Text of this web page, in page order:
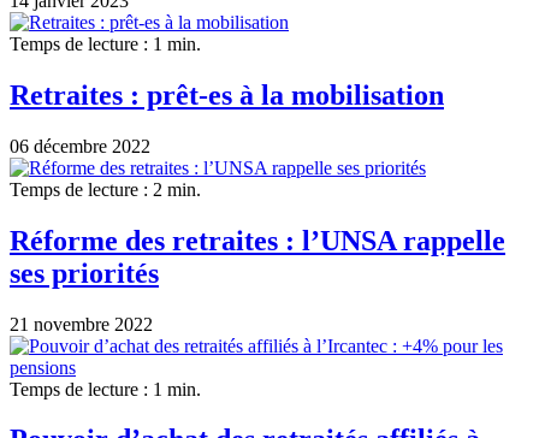
Temps de lecture : 1 min.
Retraites : prêt-es à la mobilisation
06 décembre 2022
Temps de lecture : 2 min.
Réforme des retraites : l’UNSA rappelle
ses priorités
21 novembre 2022
Temps de lecture : 1 min.